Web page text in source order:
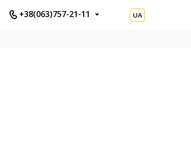
+38(063)757-21-11 UA